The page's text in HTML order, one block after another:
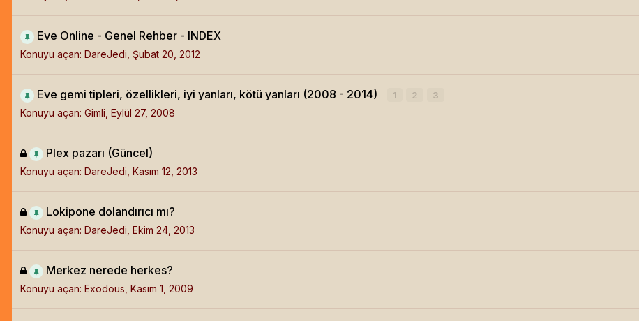
Eve Online - Genel Rehber - INDEX
Konuyu açan: DareJedi Şubat 20, 2012
Eve gemi tipleri, özellikleri, iyi yanları, kötü yanları (2008 - 2014) 1 2 3
Konuyu açan: Gimli Eylül 27, 2008
Plex pazarı (Güncel)
Konuyu açan: DareJedi Kasım 12, 2013
Lokipone dolandırıcı mı?
Konuyu açan: DareJedi Ekim 24, 2013
Merkez nerede herkes?
Konuyu açan: Exodous Kasım 1, 2009